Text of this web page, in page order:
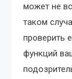
может не
таком
проверить
функций